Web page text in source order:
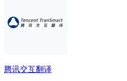
腾讯交互翻译